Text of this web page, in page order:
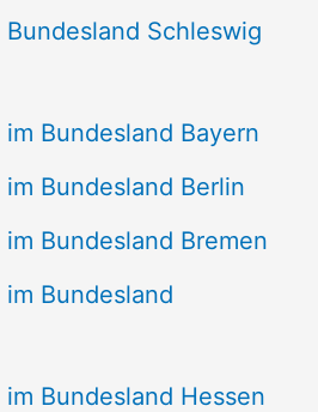
Schleswig
Bundesland Bayern
Bundesland Berlin
Bundesland Bremen
Bundesland
Bundesland Hessen